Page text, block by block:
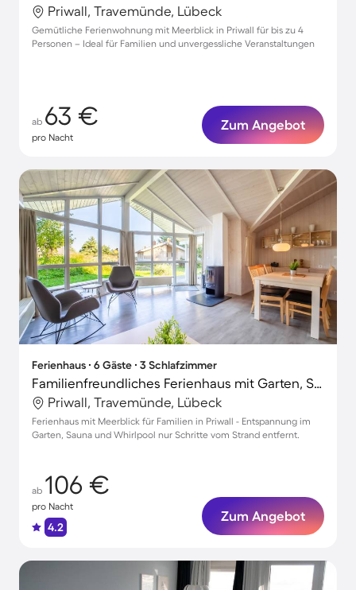
Priwall, Travemünde, Lübeck
Gemütliche Ferienwohnung mit Meerblick in Priwall für bis zu 4
Personen – Ideal für Familien und unvergessliche Veranstaltungen
ab 63 €
pro Nacht
Zum Angebot
Ferienhaus ∙ 6 Gäste ∙ 3 Schlafzimmer
Familienfreundliches Ferienhaus mit Garten, Sauna und Grill | Meerblick | Neben dem Strand | Haustierfreundlich
Priwall, Travemünde, Lübeck
Ferienhaus mit Meerblick für Familien in Priwall - Entspannung im
Garten, Sauna und Whirlpool nur Schritte vom Strand entfernt.
ab 106 €
pro Nacht
4.2
Zum Angebot